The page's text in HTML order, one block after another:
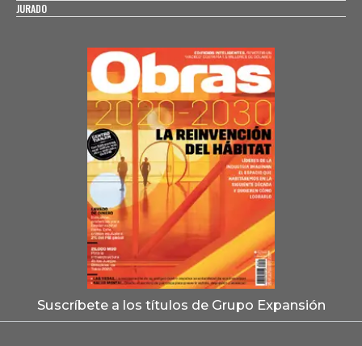
JURADO
Suscríbete a los títulos de Grupo Expansión